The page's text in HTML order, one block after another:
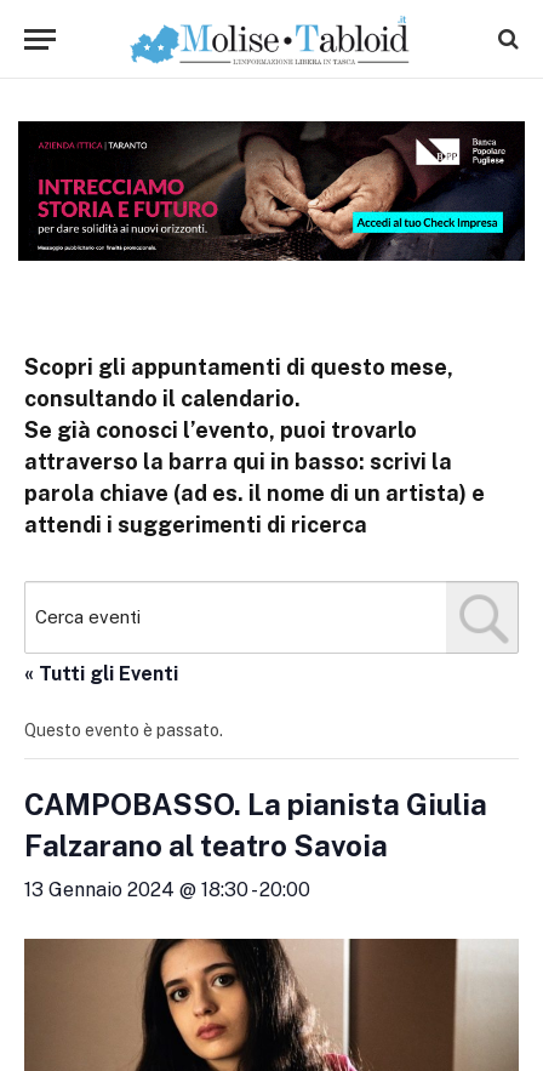
Scopri gli appuntamenti di questo mese,
consultando il calendario.
Se già conosci l’evento, puoi trovarlo
attraverso la barra qui in basso: scrivi la
parola chiave (ad es. il nome di un artista) e
attendi i suggerimenti di ricerca
« Tutti gli Eventi
Questo evento è passato.
CAMPOBASSO. La pianista Giulia
Falzarano al teatro Savoia
13 Gennaio 2024 @ 18:30-20:00